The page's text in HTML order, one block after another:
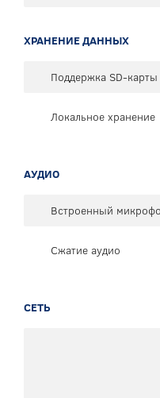
ХРАНЕНИЕ ДАННЫХ
Поддержка SD-карты
Локальное хранение
АУДИО
Встроенный
Сжатие аудио
СЕТЬ